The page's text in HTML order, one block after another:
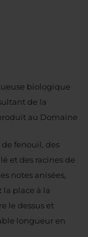
biologique
de la
au Domaine
fenouil, des
et des racines de
notes anisées,
place à la
le dessus et
longueur en